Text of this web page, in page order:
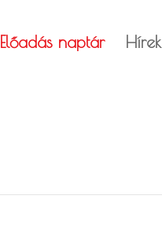
Előadás naptár Hírek